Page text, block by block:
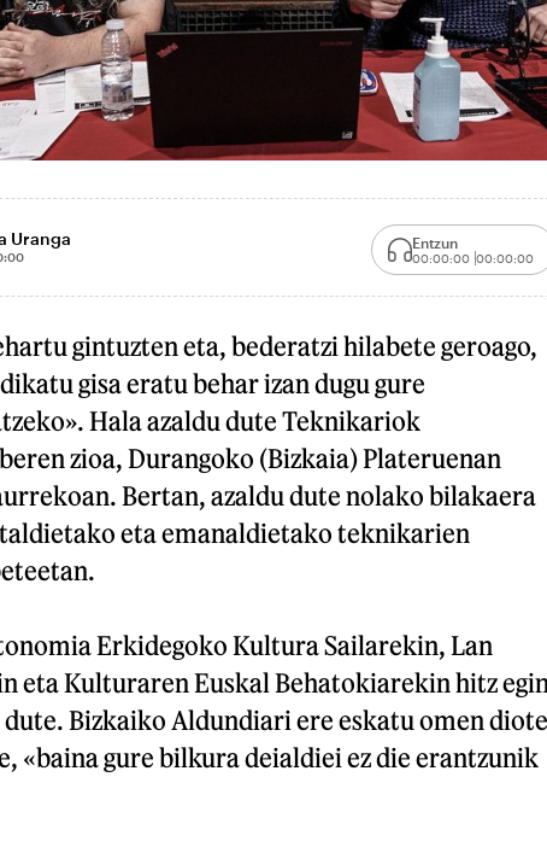
Uranga Entzun
00:00:00 00:00:00
gintuzten eta, bederatzi hilabete geroago,
gisa eratu behar izan dugu gure
Hala azaldu dute Teknikariok
zioa, Durangoko (Bizkaia) Plateruenan
Bertan, azaldu dute nolako bilakaera
eta emanaldietako teknikarien
Erkidegoko Kultura Sailarekin, Lan
eta Kulturaren Euskal Behatokiarekin hitz
Bizkaiko Aldundiari ere eskatu omen diote
«baina gure bilkura deialdiei ez die erantzunik